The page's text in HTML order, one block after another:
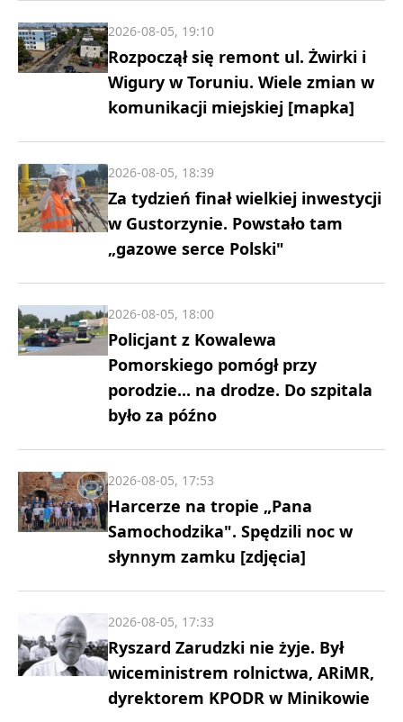
Rozpoczął się remont ul. Żwirki i
Wigury w Toruniu. Wiele zmian w
komunikacji miejskiej [mapka]
2026-08-05, 19:10
Za tydzień finał wielkiej inwestycji
w Gustorzynie. Powstało tam
„gazowe serce Polski"
2026-08-05, 18:39
Policjant z Kowalewa
Pomorskiego pomógł przy
porodzie... na drodze. Do szpitala
było za późno
2026-08-05, 18:00
Harcerze na tropie „Pana
Samochodzika". Spędzili noc w
słynnym zamku [zdjęcia]
2026-08-05, 17:53
Ryszard Zarudzki nie żyje. Był
wiceministrem rolnictwa, ARiMR,
dyrektorem KPODR w Minikowie
2026-08-05, 17:33